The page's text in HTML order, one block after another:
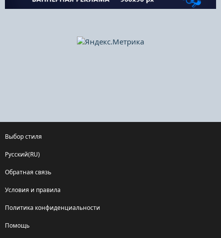
Выбор стиля
Русский(RU)
Обратная связь
Условия и правила
Политика конфиденциальности
Помощь